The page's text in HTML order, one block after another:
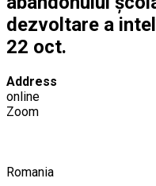
dezvoltare a
22 oct.
Address
online
Zoom
Romania